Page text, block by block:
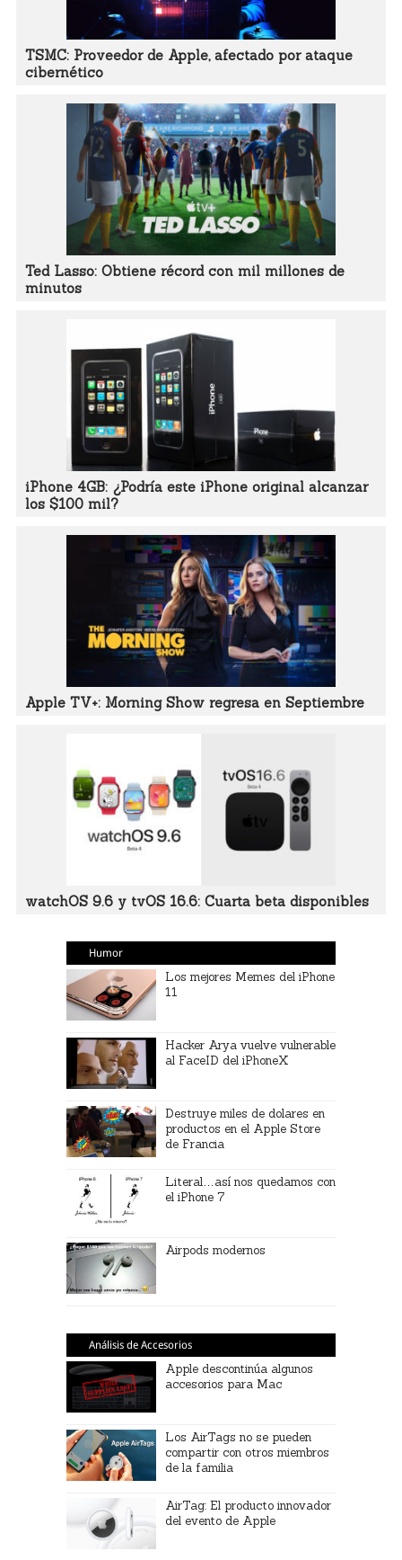
TSMC: Proveedor de Apple, afectado por ataque
cibernético
Ted Lasso: Obtiene récord con mil millones de
minutos
iPhone 4GB: ¿Podría este iPhone original alcanzar
los $100 mil?
Apple TV+: Morning Show regresa en Septiembre
watchOS 9.6 y tvOS 16.6: Cuarta beta disponibles
Humor
Los mejores Memes del iPhone
11
Hacker Arya vuelve vulnerable
al FaceID del iPhoneX
Destruye miles de dolares en
productos en el Apple Store
de Francia
Literal…así nos quedamos con
el iPhone 7
Airpods modernos
Análisis de Accesorios
Apple descontinúa algunos
accesorios para Mac
Los AirTags no se pueden
compartir con otros miembros
de la familia
AirTag: El producto innovador
del evento de Apple